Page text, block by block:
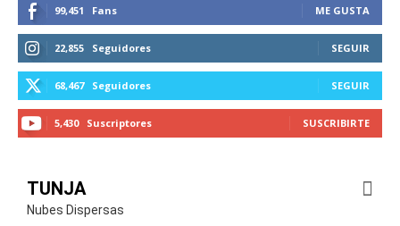
99,451 Fans ME GUSTA
22,855 Seguidores SEGUIR
68,467 Seguidores SEGUIR
5,430 Suscriptores SUSCRIBIRTE
TUNJA
Nubes Dispersas